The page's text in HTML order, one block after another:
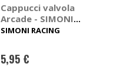
Cappucci valvola
Arcade - SIMONI
RACING
SIMONI RACING
5,95 €